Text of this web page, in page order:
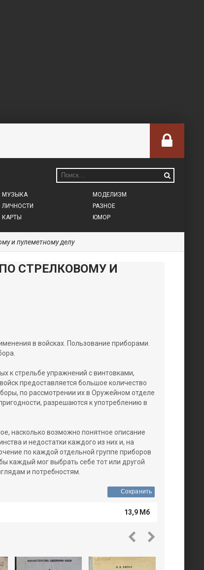
МУЗЫКА
ЛИЧНОСТИ
КАРТЫ
МОДЕЛИЗМ
РАЗНОЕ
ЮМОР
и пулеметному делу
СТРЕЛКОВОМУ И
в войсках. Пользование приборами.
к стрельбе упражнений с винтовками,
предоставляется большое количество
по рассмотрении их в Оружейном отделе
разрешаются к употреблению в
насколько возможно понятное описание
и недостатки каждого из них и, на
по каждой отдельной группе приборов
каждый мог выбрать себе тот или другой
и потребностям.
Сохранить
13,9 Мб